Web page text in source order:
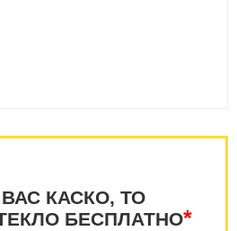
КАСКО, ТО
БЕСПЛАТНО*